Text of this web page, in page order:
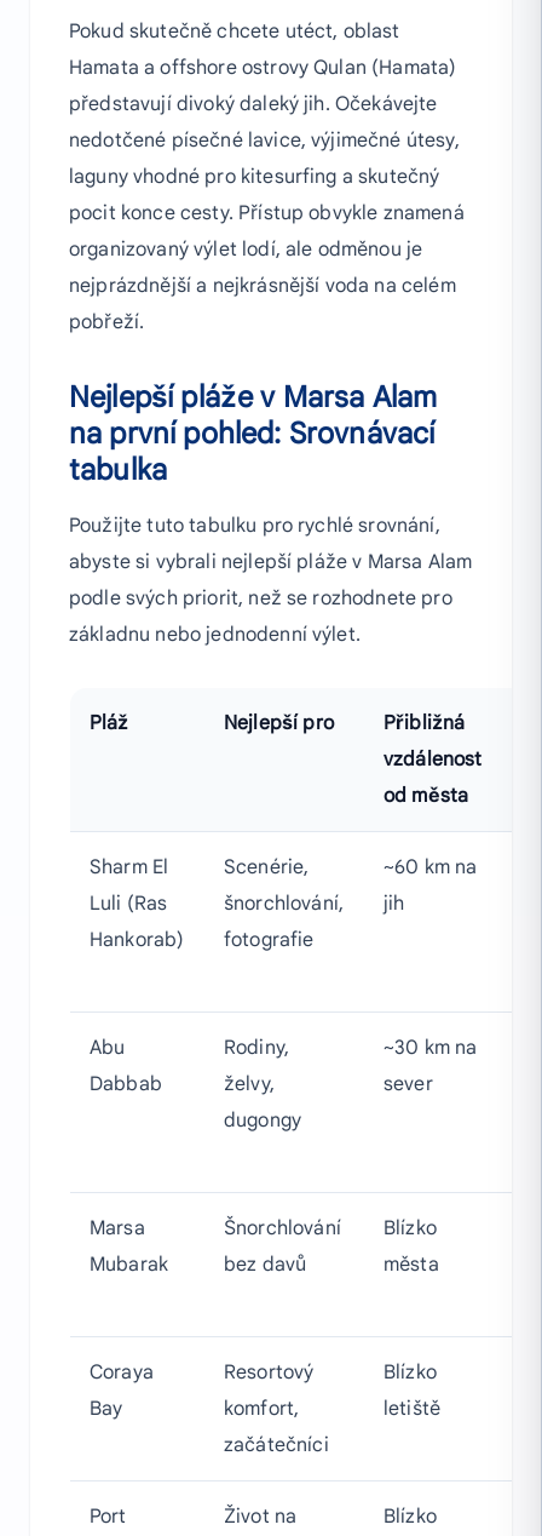
Pokud skutečně chcete utéct, oblast
Hamata a offshore ostrovy Qulan (Hamata)
představují divoký daleký jih. Očekávejte
nedotčené písečné lavice, výjimečné útesy,
laguny vhodné pro kitesurfing a skutečný
pocit konce cesty. Přístup obvykle znamená
organizovaný výlet lodí, ale odměnou je
nejprázdnější a nejkrásnější voda na celém
pobřeží.
Nejlepší pláže v Marsa Alam
na první pohled: Srovnávací
tabulka
Použijte tuto tabulku pro rychlé srovnání,
abyste si vybrali nejlepší pláže v Marsa Alam
podle svých priorit, než se rozhodnete pro
základnu nebo jednodenní výlet.
Pláž Nejlepší pro
Přibližná
vzdálenost
od města
Sharm El
Luli (Ras
Hankorab)
Scenérie,
šnorchlování,
fotografie
~60 km na
jih
Abu
Dabbab
Rodiny,
želvy,
dugongy
~30 km na
sever
Marsa
Mubarak
Šnorchlování
bez davů
Blízko
města
Coraya
Bay
Resortový
komfort,
začátečníci
Blízko
letiště
Port Život na Blízko